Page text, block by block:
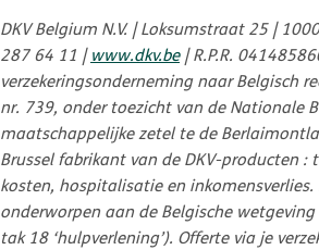
DKV Belgium N.V. | Loksumstraat 25 |
287 64 11 |www.dkv.be| R.P.R.
verzekeringsonderneming naar Belgisch
nr. 739, onder toezicht van de Nationale
maatschappelijke zetel te de
Brussel fabrikant van de DKV-producten
kosten, hospitalisatie en
onderworpen aan de Belgische wetgeving
tak 18 ‘hulpverlening’). Offerte via je